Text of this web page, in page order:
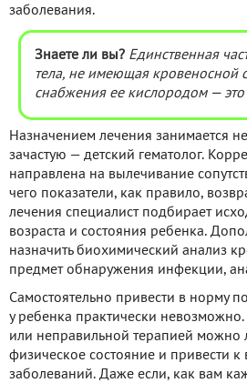
заболевания.
Знаете ли вы? Единственная
тела, не имеющая кровеносной
снабжения ее кислородом — это
Назначением лечения занимается
зачастую — детский гематолог.
направлена на вылечивание
чего показатели, как правило,
лечения специалист подбирает
возраста и состояния ребенка.
назначить биохимический анализ
предмет обнаружения инфекции,
Самостоятельно привести в норму
у ребенка практически
или неправильной терапией можно
физическое состояние и привести
заболеваний. Даже если, как вам